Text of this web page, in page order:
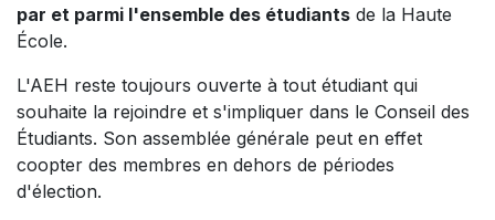
par et parmi l'ensemble des étudiants de la Haute
École.
L'AEH reste toujours ouverte à tout étudiant qui
souhaite la rejoindre et s'impliquer dans le Conseil des
Étudiants. Son assemblée générale peut en effet
coopter des membres en dehors de périodes
d'élection.